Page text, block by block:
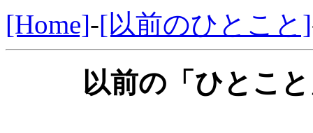
[Home]-[以前のひとこと]
以前の「ひとこ